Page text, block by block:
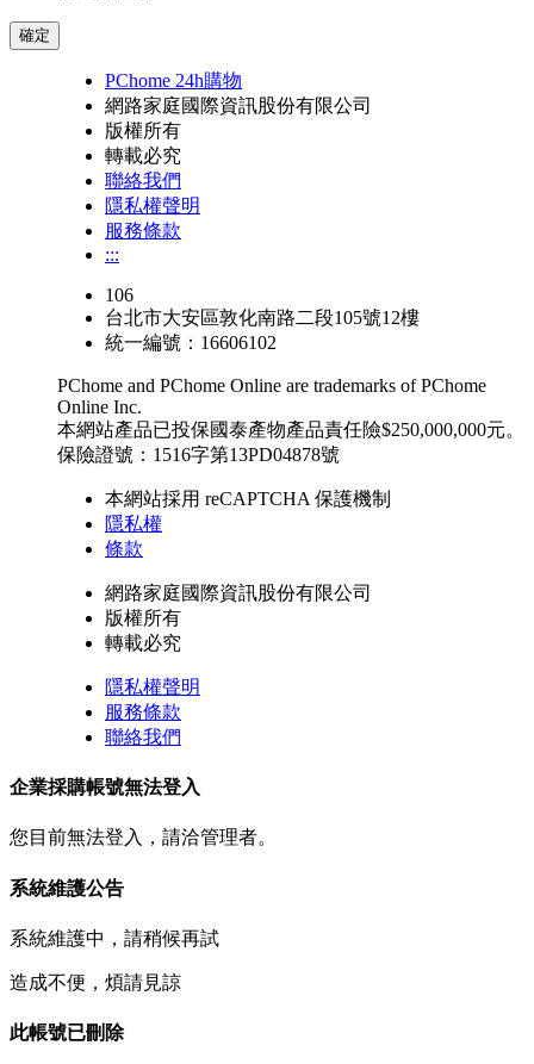
確定
PChome 24h購物
網路家庭國際資訊股份有限公司
版權所有
轉載必究
聯絡我們
隱私權聲明
服務條款
:::
106
台北市大安區敦化南路二段105號12樓
統一編號：16606102
PChome and PChome Online are trademarks of PChome
Online Inc.
本網站產品已投保國泰產物產品責任險$250,000,000元。
保險證號：1516字第13PD04878號
本網站採用 reCAPTCHA 保護機制
隱私權
條款
網路家庭國際資訊股份有限公司
版權所有
轉載必究
隱私權聲明
服務條款
聯絡我們
企業採購帳號無法登入
您目前無法登入，請洽管理者。
系統維護公告
系統維護中，請稍候再試
造成不便，煩請見諒
此帳號已刪除